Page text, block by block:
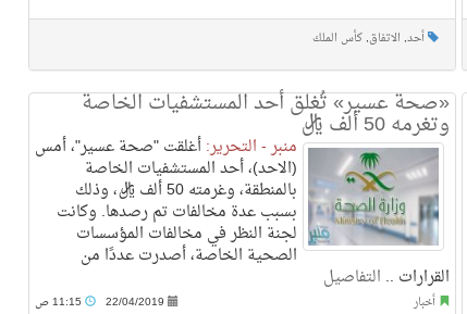
أحد, الاتفاق,كأس الملك
«صحة عسير» تُغلق أحد المستشفيات الخاصة
وتغرمه 50 ألف ريال
منبر - التحرير:أغلقت "صحة عسير"، أمس
(الاحد)، أحد المستشفيات الخاصة
بالمنطقة، وغرمته 50 ألف ريال، وذلك
بسبب عدة مخالفات تم رصدها. وكانت
لجنة النظر في مخالفات المؤسسات
الصحية الخاصة، أصدرت عددًا من
القرارات .. التفاصيل
أخبار 22/04/2019